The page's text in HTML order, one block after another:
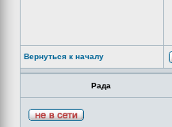
Вернуться к началу
Рада